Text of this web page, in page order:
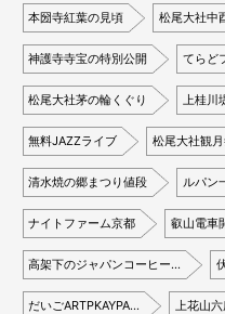
本圀寺紅葉の見頃 松尾大社中
神護寺寺宝の特別公開 てらど
松尾大社茅の輪くぐり 上桂川
無料JAZZライブ 松尾大社観
清水焼の郷まつり値段 ルパン
ナイトファーム京都 叡山電車
高架下のジャパンコーヒー…
だいごARTPKAYPA… 上花山